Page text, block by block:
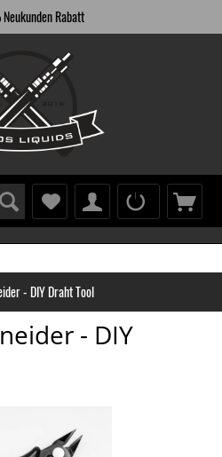
Rabatt
- DIY Draht Tool
- DIY